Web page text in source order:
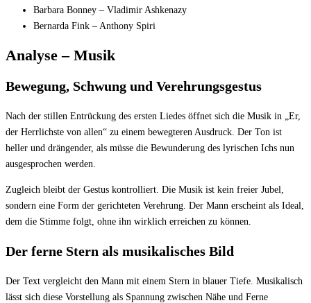
Barbara Bonney – Vladimir Ashkenazy
Bernarda Fink – Anthony Spiri
Analyse – Musik
Bewegung, Schwung und Verehrungsgestus
Nach der stillen Entrückung des ersten Liedes öffnet sich die Musik in „Er,
der Herrlichste von allen“ zu einem bewegteren Ausdruck. Der Ton ist
heller und drängender, als müsse die Bewunderung des lyrischen Ichs nun
ausgesprochen werden.
Zugleich bleibt der Gestus kontrolliert. Die Musik ist kein freier Jubel,
sondern eine Form der gerichteten Verehrung. Der Mann erscheint als Ideal,
dem die Stimme folgt, ohne ihn wirklich erreichen zu können.
Der ferne Stern als musikalisches Bild
Der Text vergleicht den Mann mit einem Stern in blauer Tiefe. Musikalisch
lässt sich diese Vorstellung als Spannung zwischen Nähe und Ferne